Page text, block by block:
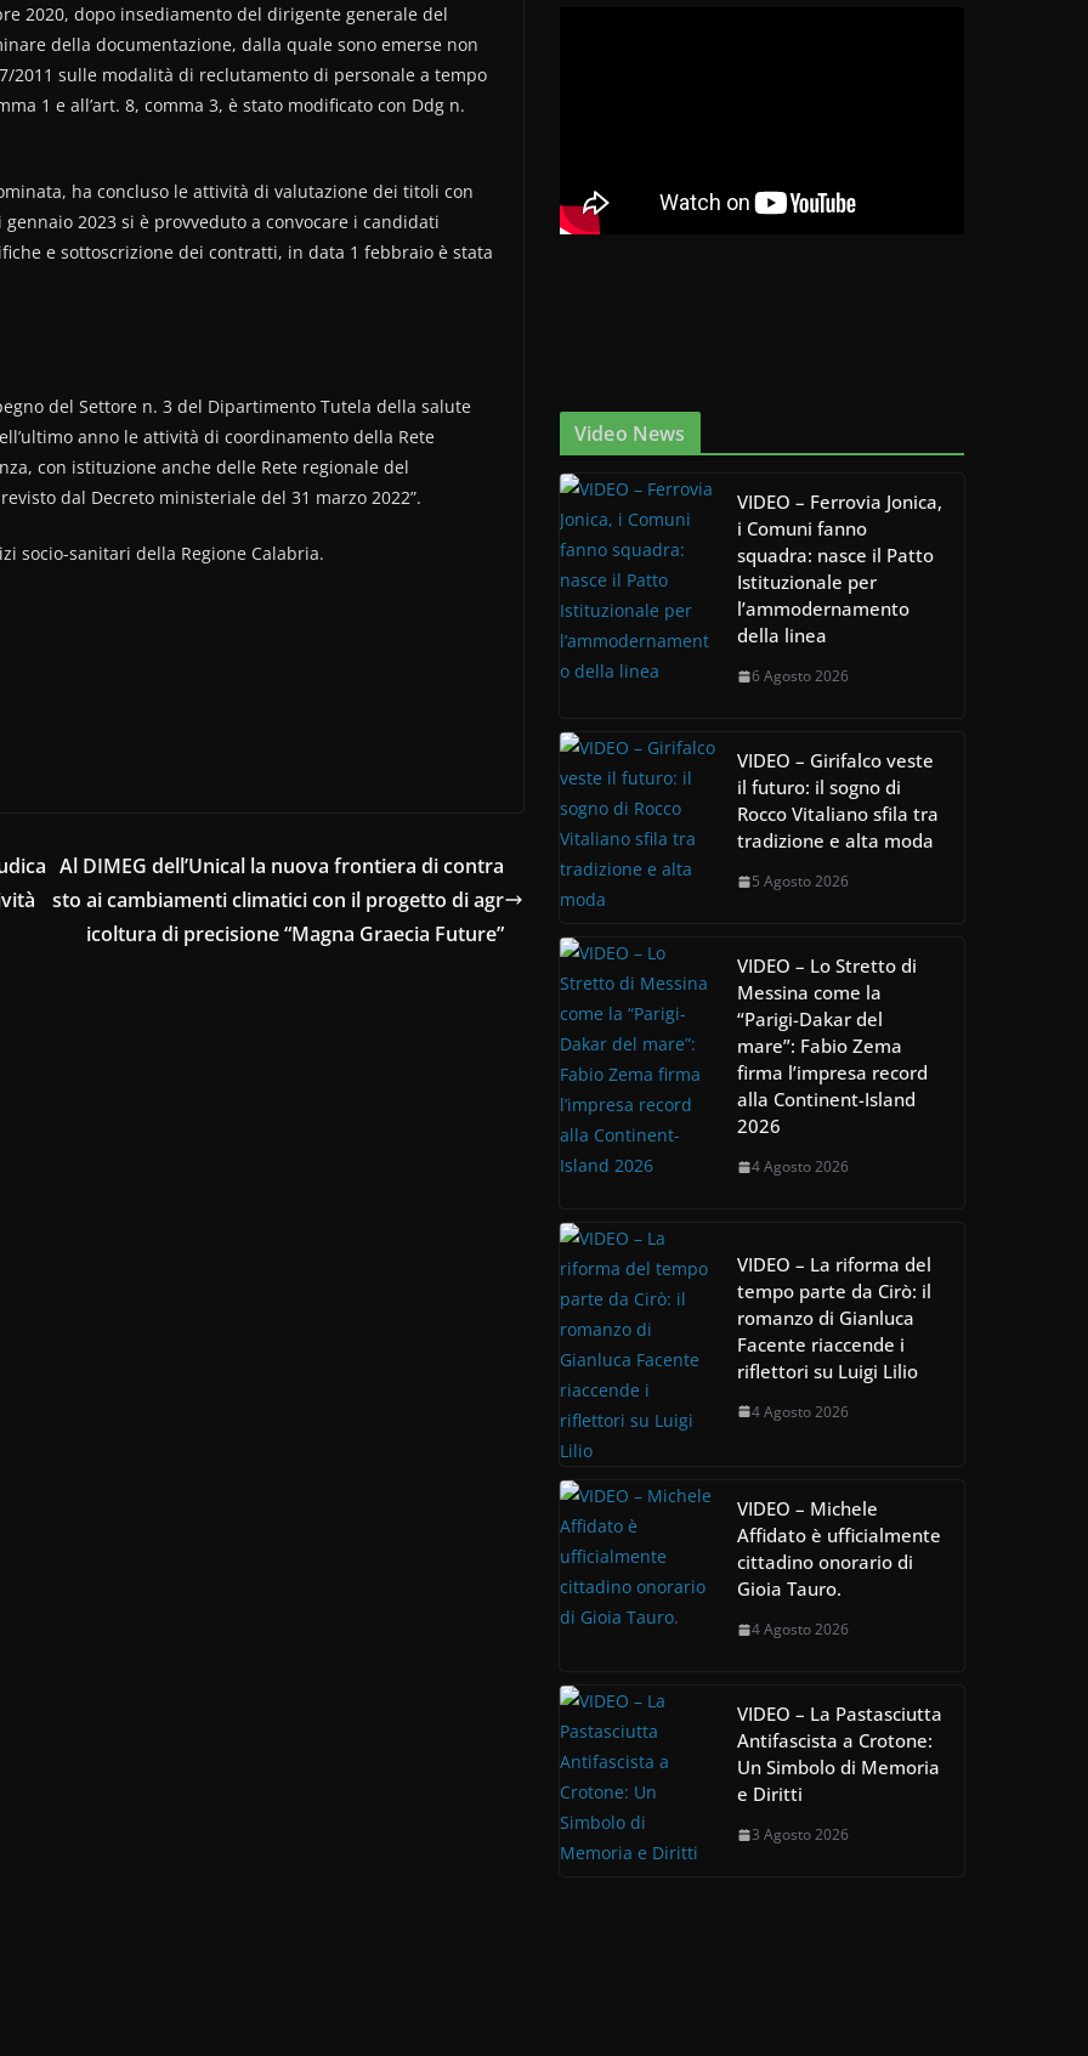
2020, dopo insediamento del dirigente generale del
della documentazione, dalla quale sono emerse non
2011 sulle modalità di reclutamento di personale a tempo
1 e all’art. 8, comma 3, è stato modificato con Ddg n.
ha concluso le attività di valutazione dei titoli con
2023 si è provveduto a convocare i candidati
e sottoscrizione dei contratti, in data 1 febbraio è stata
del Settore n. 3 del Dipartimento Tutela della salute
anno le attività di coordinamento della Rete
con istituzione anche delle Rete regionale del
dal Decreto ministeriale del 31 marzo 2022”.
socio-sanitari della Regione Calabria.
Al DIMEG dell’Unical la nuova frontiera di contra
sto ai cambiamenti climatici con il progetto di agr
icoltura di precisione “Magna Graecia Future”
Video News
VIDEO – Ferrovia Jonica,
i Comuni fanno
squadra: nasce il Patto
Istituzionale per
l’ammodernamento
della linea
6 Agosto 2026
VIDEO – Girifalco veste
il futuro: il sogno di
Rocco Vitaliano sfila tra
tradizione e alta moda
5 Agosto 2026
VIDEO – Lo Stretto di
Messina come la
“Parigi-Dakar del
mare”: Fabio Zema
firma l’impresa record
alla Continent-Island
2026
4 Agosto 2026
VIDEO – La riforma del
tempo parte da Cirò: il
romanzo di Gianluca
Facente riaccende i
riflettori su Luigi Lilio
4 Agosto 2026
VIDEO – Michele
Affidato è ufficialmente
cittadino onorario di
Gioia Tauro.
4 Agosto 2026
VIDEO – La Pastasciutta
Antifascista a Crotone:
Un Simbolo di Memoria
e Diritti
3 Agosto 2026